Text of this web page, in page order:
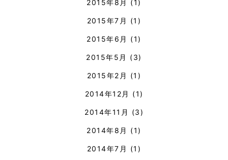
2015年8月 (1)
2015年7月 (1)
2015年6月 (1)
2015年5月 (3)
2015年2月 (1)
2014年12月 (1)
2014年11月 (3)
2014年8月 (1)
2014年7月 (1)